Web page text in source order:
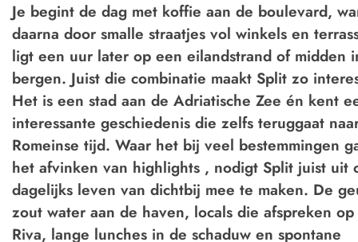
Je begint de dag met koffie aan de boulevard,
daarna door smalle straatjes vol winkels en
ligt een uur later op een eilandstrand of midden
bergen. Juist die combinatie maakt Split zo
Het is een stad aan de Adriatische Zee én kent
interessante geschiedenis die zelfs teruggaat
Romeinse tijd. Waar het bij veel bestemmingen
het afvinken van highlights , nodigt Split juist uit
dagelijks leven van dichtbij mee te maken. De
zout water aan de haven, locals die afspreken
Riva, lange lunches in de schaduw en spontane